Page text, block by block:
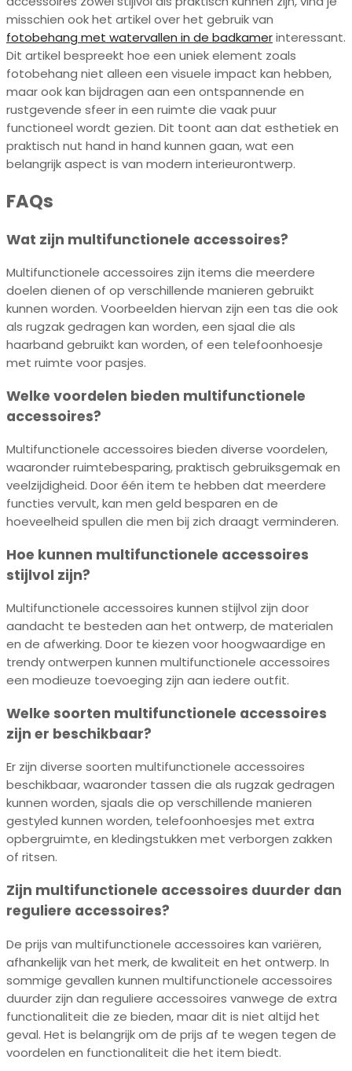
misschien ook het artikel over het gebruik van
fotobehang met watervallen in de badkamerinteressant.
Dit artikel bespreekt hoe een uniek element zoals
fotobehang niet alleen een visuele impact kan hebben,
maar ook kan bijdragen aan een ontspannende en
rustgevende sfeer in een ruimte die vaak puur
functioneel wordt gezien. Dit toont aan dat esthetiek en
praktisch nut hand in hand kunnen gaan, wat een
belangrijk aspect is van modern interieurontwerp.
FAQs
Wat zijn multifunctionele accessoires?
Multifunctionele accessoires zijn items die meerdere
doelen dienen of op verschillende manieren gebruikt
kunnen worden. Voorbeelden hiervan zijn een tas die ook
als rugzak gedragen kan worden, een sjaal die als
haarband gebruikt kan worden, of een telefoonhoesje
met ruimte voor pasjes.
Welke voordelen bieden multifunctionele
accessoires?
Multifunctionele accessoires bieden diverse voordelen,
waaronder ruimtebesparing, praktisch gebruiksgemak en
veelzijdigheid. Door één item te hebben dat meerdere
functies vervult, kan men geld besparen en de
hoeveelheid spullen die men bij zich draagt verminderen.
Hoe kunnen multifunctionele accessoires
stijlvol zijn?
Multifunctionele accessoires kunnen stijlvol zijn door
aandacht te besteden aan het ontwerp, de materialen
en de afwerking. Door te kiezen voor hoogwaardige en
trendy ontwerpen kunnen multifunctionele accessoires
een modieuze toevoeging zijn aan iedere outfit.
Welke soorten multifunctionele accessoires
zijn er beschikbaar?
Er zijn diverse soorten multifunctionele accessoires
beschikbaar, waaronder tassen die als rugzak gedragen
kunnen worden, sjaals die op verschillende manieren
gestyled kunnen worden, telefoonhoesjes met extra
opbergruimte, en kledingstukken met verborgen zakken
of ritsen.
Zijn multifunctionele accessoires duurder dan
reguliere accessoires?
De prijs van multifunctionele accessoires kan variëren,
afhankelijk van het merk, de kwaliteit en het ontwerp. In
sommige gevallen kunnen multifunctionele accessoires
duurder zijn dan reguliere accessoires vanwege de extra
functionaliteit die ze bieden, maar dit is niet altijd het
geval. Het is belangrijk om de prijs af te wegen tegen de
voordelen en functionaliteit die het item biedt.